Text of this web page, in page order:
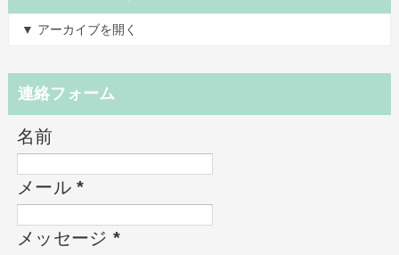
▼ アーカイブを開く
連絡フォーム
名前
メール*
メッセージ *